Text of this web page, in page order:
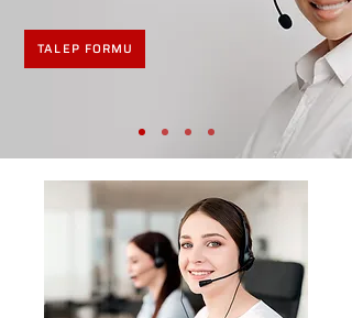
TALEP FORMU